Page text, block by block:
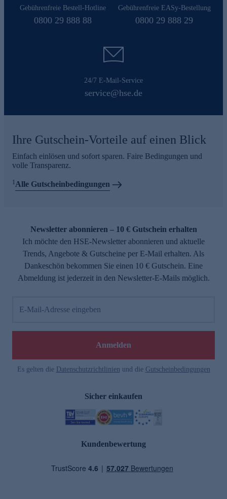
Gebührenfreie Bestell-Hotline
0800 29 888 88
Gebührenfreie EASy-Bestellung
0800 29 888 29
24/7 E-Mail-Service
service@hse.de
Ihre Gutschein-Vorteile auf einen Blick
Einfach einlösen und sofort sparen. Faire Bedingungen und
volle Transparenz.
1Alle Gutscheinbedingungen
Newsletter abonnieren – 10 € Gutschein erhalten
Ich möchte den HSE-Newsletter abonnieren und aktuelle
Trends, Angebote & Gutscheine per E-Mail erhalten. Als
Dankeschön bekommen Sie einen 10 € Gutschein. Eine
Abmeldung ist jederzeit in den Newsletter-E-Mails möglich.
E-Mail-Adresse eingeben
Anmelden
Es gelten die Datenschutzrichtlinien und die Gutscheinbedingungen
Sicher einkaufen
Kundenbewertung